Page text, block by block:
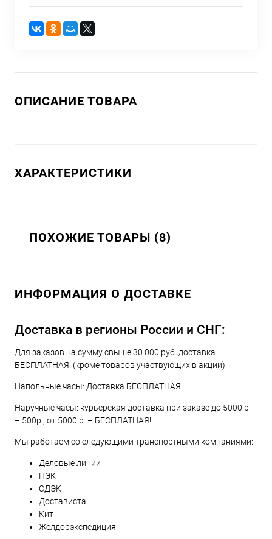
ОПИСАНИЕ ТОВАРА
ХАРАКТЕРИСТИКИ
ПОХОЖИЕ ТОВАРЫ (8)
ИНФОРМАЦИЯ О ДОСТАВКЕ
Доставка в регионы России и СНГ:
Для заказов на сумму свыше 30 000 руб. доставка
БЕСПЛАТНАЯ! (кроме товаров участвующих в акции)
Напольные часы: Доставка БЕСПЛАТНАЯ!
Наручные часы: курьерская доставка при заказе до 5000 р.
– 500р., от 5000 р. – БЕСПЛАТНАЯ!
Мы работаем со следующими транспортными компаниями:
Деловые линии
ПЭК
СДЭК
Достависта
Кит
Желдорэкспедиция